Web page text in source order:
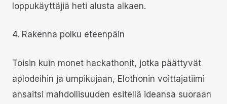
loppukäyttäjiä heti alusta alkaen.
4. Rakenna polku eteenpäin
Toisin kuin monet hackathonit, jotka päättyvät
aplodeihin ja umpikujaan, Elothonin voittajatiimi
ansaitsi mahdollisuuden esitellä ideansa suoraan